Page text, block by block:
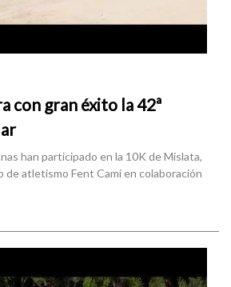
con gran éxito la 42ª
han participado en la 10K de Mislata,
de atletismo Fent Camí en colaboración